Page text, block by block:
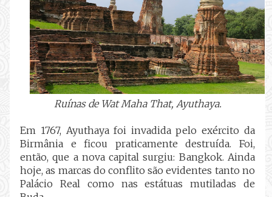
Ruínas de Wat Maha That, Ayuthaya.
Em 1767, Ayuthaya foi invadida pelo exército da
Birmânia e ficou praticamente destruída. Foi,
então, que a nova capital surgiu: Bangkok. Ainda
hoje, as marcas do conflito são evidentes tanto no
Palácio Real como nas estátuas mutiladas de